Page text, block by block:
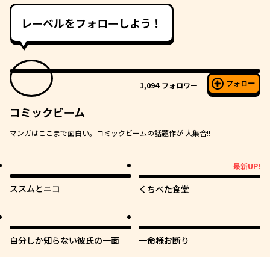
レーベルをフォローしよう！
1,094 フォロワー フォロー
コミックビーム
マンガはここまで面白い。コミックビームの話題作が 大集合!!
ススムとニコ
最新UP!
くちべた食堂
自分しか知らない彼氏の一面 一命様お断り